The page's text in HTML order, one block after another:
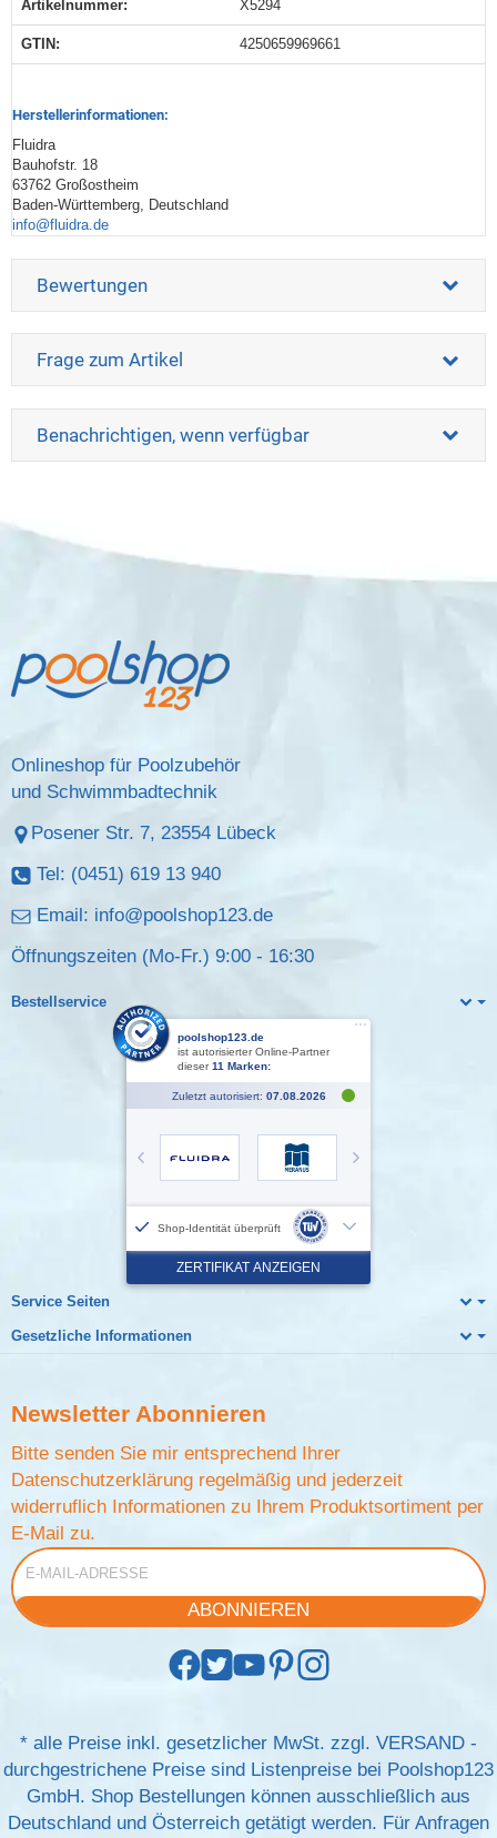
Artikelnummer: X5294
GTIN: 4250659969661
Herstellerinformationen:
Fluidra
Bauhofstr. 18
63762 Großostheim
Baden-Württemberg, Deutschland
info@fluidra.de
Bewertungen
Frage zum Artikel
Benachrichtigen, wenn verfügbar
Onlineshop für Poolzubehör
und Schwimmbadtechnik
Posener Str. 7, 23554 Lübeck
Tel: (0451) 619 13 940
Email: info@poolshop123.de
Öffnungszeiten (Mo-Fr.) 9:00 - 16:30
Bestellservice
Service Seiten
Gesetzliche Informationen
Newsletter Abonnieren
Bitte senden Sie mir entsprechend Ihrer
Datenschutzerklärung regelmäßig und jederzeit
widerruflich Informationen zu Ihrem Produktsortiment per
E-Mail zu.
E-Mail-Adresse
ABONNIEREN
* alle Preise inkl. gesetzlicher MwSt. zzgl. VERSAND -
durchgestrichene Preise sind Listenpreise bei Poolshop123
GmbH. Shop Bestellungen können ausschließlich aus
Deutschland und Österreich getätigt werden. Für Anfragen